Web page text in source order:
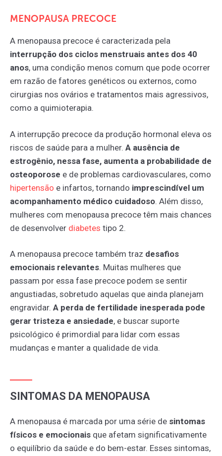
MENOPAUSA PRECOCE
A menopausa precoce é caracterizada pela
interrupção dos ciclos menstruais antes dos 40
anos, uma condição menos comum que pode ocorrer
em razão de fatores genéticos ou externos, como
cirurgias nos ovários e tratamentos mais agressivos,
como a quimioterapia.
A interrupção precoce da produção hormonal eleva os
riscos de saúde para a mulher. A ausência de
estrogênio, nessa fase, aumenta a probabilidade de
osteoporose e de problemas cardiovasculares, como
hipertensão e infartos, tornando imprescindível um
acompanhamento médico cuidadoso. Além disso,
mulheres com menopausa precoce têm mais chances
de desenvolver diabetes tipo 2.
A menopausa precoce também traz desafios
emocionais relevantes. Muitas mulheres que
passam por essa fase precoce podem se sentir
angustiadas, sobretudo aquelas que ainda planejam
engravidar. A perda de fertilidade inesperada pode
gerar tristeza e ansiedade, e buscar suporte
psicológico é primordial para lidar com essas
mudanças e manter a qualidade de vida.
SINTOMAS DA MENOPAUSA
A menopausa é marcada por uma série de sintomas
físicos e emocionais que afetam significativamente
o equilíbrio da saúde e do bem-estar. Esses sintomas,